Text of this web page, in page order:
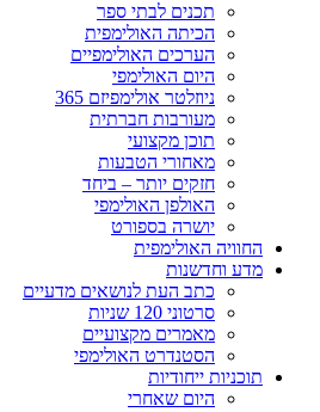
תכנים לבתי ספר
הכיתה האולימפית
הערכים האולימפיים
היום האולימפי
ניוזלטר אולימפיזם 365
מעורבות חברתית
תוכן מקצועי
מאחורי הטבעות
חזקים יותר – ביחד
האולפן האולימפי
יושרה בספורט
החוויה האולימפית
מדע וחדשנות
כתב העת לנושאים מדעיים
סרטוני 120 שניות
מאמרים מקצועיים
הסטנדרט האולימפי
תוכניות ייחודיות
היום שאחרי